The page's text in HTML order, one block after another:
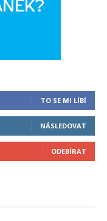
TO SE MI LÍBÍ
NÁSLEDOVAT
ODEBÍRAT